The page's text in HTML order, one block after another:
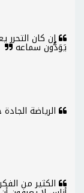
إن كان
يَوَدُّون سماعه
الرياضة
الكثير من